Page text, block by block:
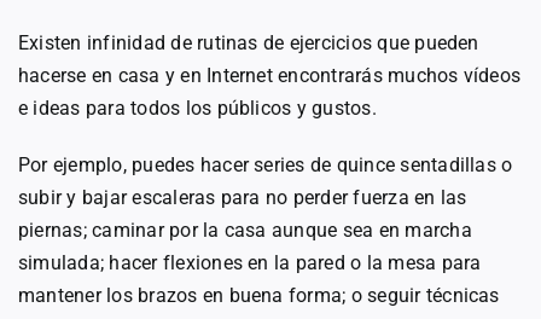
Existen infinidad de rutinas de ejercicios que pueden
hacerse en casa y en Internet encontrarás muchos vídeos
e ideas para todos los públicos y gustos.
Por ejemplo, puedes hacer series de quince sentadillas o
subir y bajar escaleras para no perder fuerza en las
piernas; caminar por la casa aunque sea en marcha
simulada; hacer flexiones en la pared o la mesa para
mantener los brazos en buena forma; o seguir técnicas